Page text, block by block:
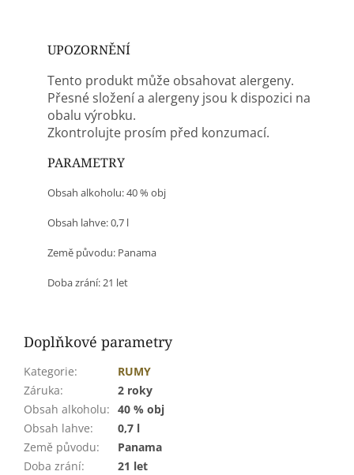
UPOZORNĚNÍ
Tento produkt může obsahovat alergeny.
Přesné složení a alergeny jsou k dispozici na
obalu výrobku.
Zkontrolujte prosím před konzumací.
PARAMETRY
Obsah alkoholu: 40 % obj
Obsah lahve: 0,7 l
Země původu: Panama
Doba zrání: 21 let
Doplňkové parametry
Kategorie:
RUMY
Záruka:
2 roky
Obsah alkoholu: 40 % obj
Obsah lahve:
0,7 l
Země původu:
Panama
Doba zrání: 21 let